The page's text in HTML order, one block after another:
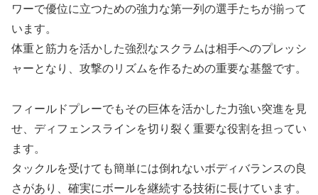
ワーで優位に立つための強力な第一列の選手たちが揃って
います。
体重と筋力を活かした強烈なスクラムは相手へのプレッシ
ャーとなり、攻撃のリズムを作るための重要な基盤です。
フィールドプレーでもその巨体を活かした力強い突進を見
せ、ディフェンスラインを切り裂く重要な役割を担ってい
ます。
タックルを受けても簡単には倒れないボディバランスの良
さがあり、確実にボールを継続する技術に長けています。